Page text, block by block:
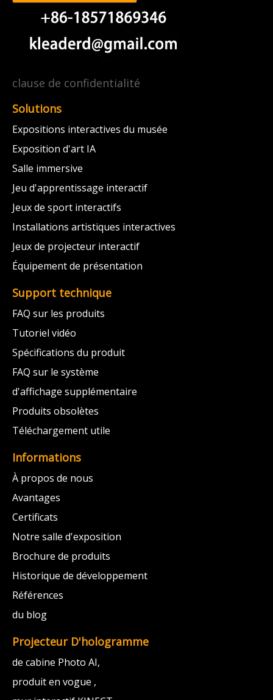
clause de confidentialité
Solutions
Expositions interactives du musée
Exposition d'art IA
Salle immersive
Jeu d'apprentissage interactif
Jeux de sport interactifs
Installations artistiques interactives
Jeux de projecteur interactif
Équipement de présentation
Support technique
FAQ sur les produits
Tutoriel vidéo
Spécifications du produit
FAQ sur le système
d'affichage supplémentaire
Produits obsolètes
Téléchargement utile
Informations
À propos de nous
Avantages
Certificats
Notre salle d'exposition
Brochure de produits
Historique de développement
Références
du blog
Projecteur D'hologramme
de cabine Photo AI,
produit en vogue ,